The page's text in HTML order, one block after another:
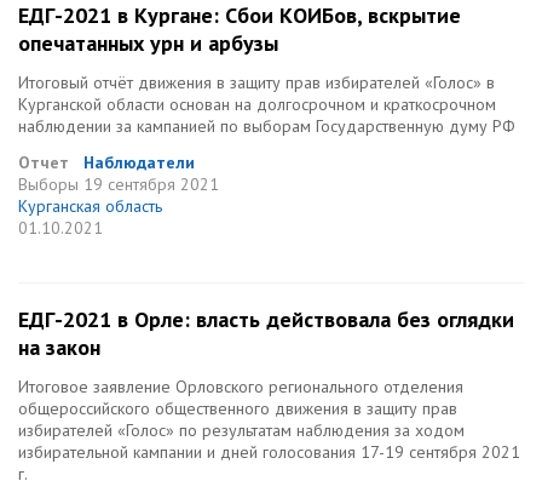
ЕДГ-2021 в Кургане: Сбои КОИБов, вскрытие
опечатанных урн и арбузы
Итоговый отчёт движения в защиту прав избирателей «Голос» в
Курганской области основан на долгосрочном и краткосрочном
наблюдении за кампанией по выборам Государственную думу РФ
Отчет
Наблюдатели
Выборы 19 сентября 2021
Курганская область
01.10.2021
ЕДГ-2021 в Орле: власть действовала без оглядки
на закон
Итоговое заявление Орловского регионального отделения
общероссийского общественного движения в защиту прав
избирателей «Голос» по результатам наблюдения за ходом
избирательной кампании и дней голосования 17-19 сентября 2021
г.